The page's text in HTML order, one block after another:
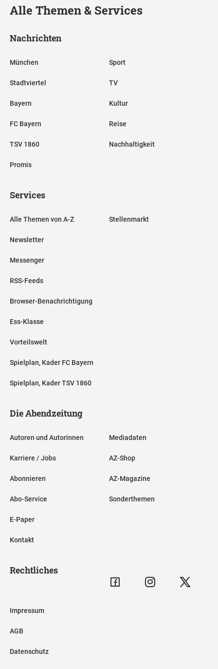
Alle Themen & Services
Nachrichten
München
Stadtviertel
Bayern
FC Bayern
TSV 1860
Promis
Sport
TV
Kultur
Reise
Nachhaltigkeit
Services
Alle Themen von A-Z
Newsletter
Messenger
RSS-Feeds
Browser-Benachrichtigung
Ess-Klasse
Vorteilswelt
Spielplan, Kader FC Bayern
Spielplan, Kader TSV 1860
Stellenmarkt
Die Abendzeitung
Autoren und Autorinnen
Karriere / Jobs
Abonnieren
Abo-Service
E-Paper
Kontakt
Mediadaten
AZ-Shop
AZ-Magazine
Sonderthemen
Rechtliches
Impressum
AGB
Datenschutz